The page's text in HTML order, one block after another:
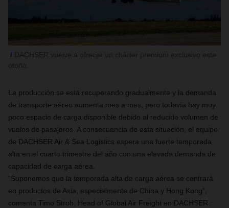
La producción se está recuperando gradualmente y la demanda
de transporte aéreo aumenta mes a mes, pero todavía hay muy
poco espacio de carga disponible debido al reducido volumen de
vuelos de pasajeros. A consecuencia de esta situación, el equipo
de DACHSER Air & Sea Logistics espera una fuerte temporada
alta en el cuarto trimestre del año con una elevada demanda de
capacidad de carga aérea.
“Suponemos que la temporada alta de carga aérea se centrará
en productos de Asia, especialmente de China y Hong Kong”,
comenta Timo Stroh, Head of Global Air Freight en DACHSER.